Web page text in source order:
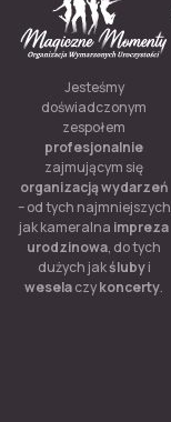
Jesteśmy
doświadczonym
zespołem
profesjonalnie
zajmującym się
organizacją wydarzeń
– od tych najmniejszych
jak kameralna impreza
urodzinowa, do tych
dużych jakślubyi
weselaczykoncerty.